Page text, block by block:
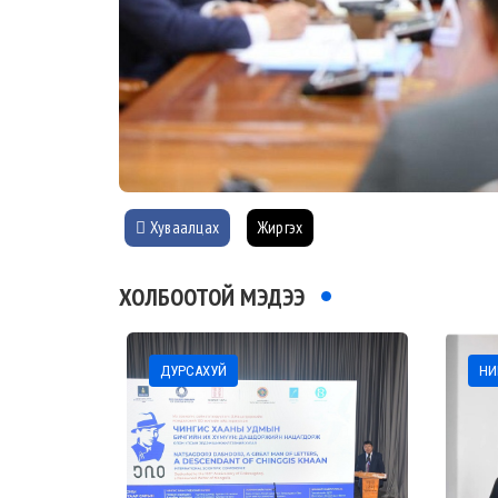
Хуваалцах Жиргэх
ХОЛБООТОЙ МЭДЭЭ
ДУРСАХУЙ